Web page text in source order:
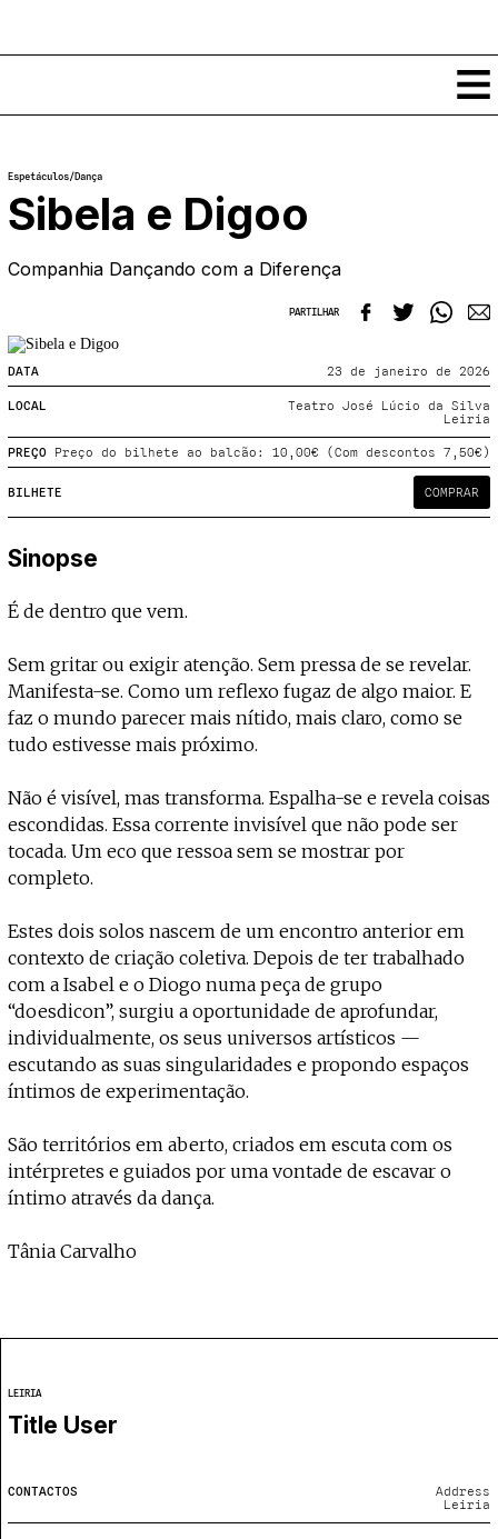
Notícias
Classificados
Ver todos
Agenda
Exposições
Por Localidade
Mapa
COFFEELABS
Workshops
Cursos Curtos
Formadores
Recursos
Links úteis
Sobre
Projecto e Equipa
Ficha Técnica
Contactar
Coffeelabs Cursos curtos
— apoia o Coffeepaste e ajuda-nos a chegar mais longe. Mantém viva a cultura
Apoiar
Espetáculos/Dança
Sibela e Digoo
Companhia Dançando com a Diferença
PARTILHAR
DATA 23 de janeiro de 2026
LOCAL
Teatro José Lúcio da Silva
Leiria
PREÇO Preço do bilhete ao balcão: 10,00€ (Com descontos 7,50€)
BILHETE COMPRAR
Sinopse
É de dentro que vem.
Sem gritar ou exigir atenção. Sem pressa de se revelar.
Manifesta-se. Como um reflexo fugaz de algo maior. E
faz o mundo parecer mais nítido, mais claro, como se
tudo estivesse mais próximo.
Não é visível, mas transforma. Espalha-se e revela coisas
escondidas. Essa corrente invisível que não pode ser
tocada. Um eco que ressoa sem se mostrar por
completo.
Estes dois solos nascem de um encontro anterior em
contexto de criação coletiva. Depois de ter trabalhado
com a Isabel e o Diogo numa peça de grupo
“doesdicon”, surgiu a oportunidade de aprofundar,
individualmente, os seus universos artísticos —
escutando as suas singularidades e propondo espaços
íntimos de experimentação.
São territórios em aberto, criados em escuta com os
intérpretes e guiados por uma vontade de escavar o
íntimo através da dança.
Tânia Carvalho
LEIRIA
Title User
CONTACTOS
Address
Leiria